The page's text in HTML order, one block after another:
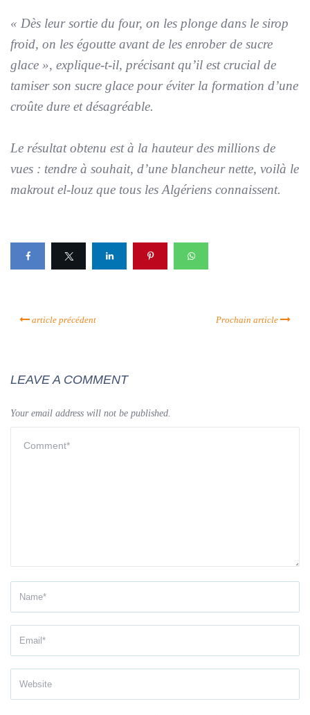
« Dès leur sortie du four, on les plonge dans le sirop
froid, on les égoutte avant de les enrober de sucre
glace », explique-t-il, précisant qu’il est crucial de
tamiser son sucre glace pour éviter la formation d’une
croûte dure et désagréable.
Le résultat obtenu est à la hauteur des millions de
vues : tendre à souhait, d’une blancheur nette, voilà le
makrout el-louz que tous les Algériens connaissent.
article précédent Prochain article
LEAVE A COMMENT
Your email address will not be published.